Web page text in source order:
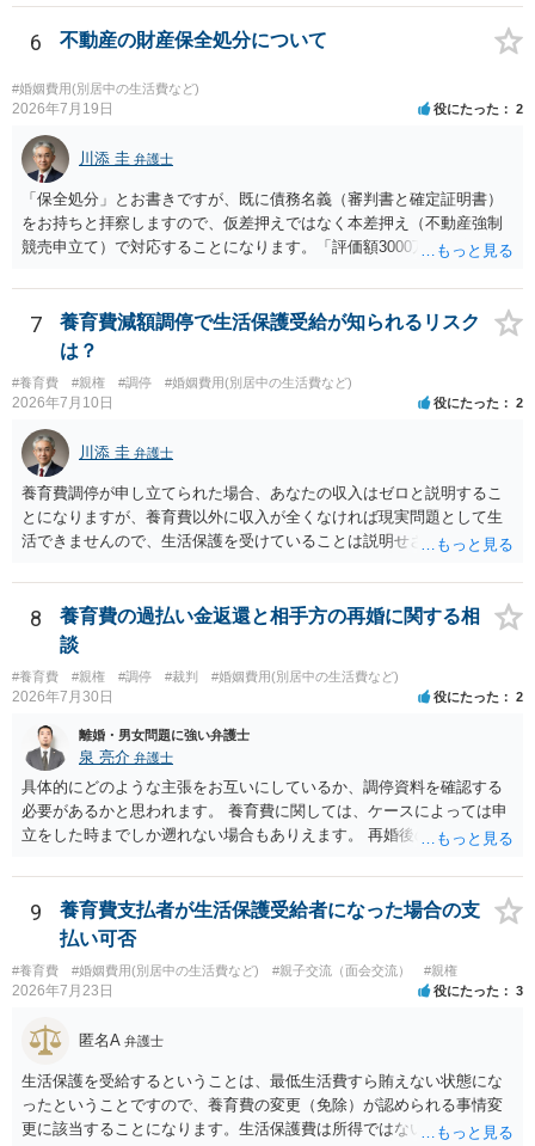
のみが配当の対象です。
6 不動産の財産保全処分について
#婚姻費用(別居中の生活費など)
2026年7月19日 役にたった 2
川添 圭 弁護士
「保全処分」とお書きですが、既に債務名義（審判書と確定証明書）
をお持ちと拝察しますので、仮差押えではなく本差押え（不動産強制
競売申立て）で対応することになります。「評価額3000万、住宅ロー
執行による回収は可能ということになりますが、オーバーローンでな
い場合は住宅ローンの全額回収も可能であり（住宅ローン債権者は保
証会社から代位弁済を受け、保証会社が競売による売却代金から全額
を回収することになる）、「一括返済の請求」は行わない（あるいは
書面が送られるとしてもあくまで形式的なものになる）可能性があり
ます。
7
養育費減額調停で生活保護受給が知られるリスク
は？
#養育費 #親権 #調停 #婚姻費用(別居中の生活費など)
2026年7月10日 役にたった 2
川添 圭 弁護士
養育費調停が申し立てられた場合、あなたの収入はゼロと説明するこ
とになりますが、養育費以外に収入が全くなければ現実問題として生
活できませんので、生活保護を受けていることは説明せざるを得ない
もらえなくなる」わけではありません。むしろ生活保護受給世帯で
も、養育費請求権があるならそれを行使すべきというのが国の基本的
な考え方ですので、養育費を貰わないことの方が問題になります。た
だし、養育費を受領した場合には収入申告して保護費が調整（養育費
相当部分は支給額から控除）されますので、保護費を含めた総収入が
増えるわけではないことが多いと思います（なお、現在相手方から養
育費を受領しているのであれば、ケースワーカーへ収入申告をしてお
られるはずです）。 生活保護の事実を明かしたくないという理由で裁
判外の合意で養育費の減額を合意するという方法も一応は考えられま
すが、裁判所が関与しない当事者間の合意では、役所が減額そのもの
あるいは減額幅の妥当性等を問題にする場合があるため、できれば減
額調停での解決が望ましいと思います。 生活保護世帯であれば、法テ
ラスを利用して弁護士へ依頼することも考えられるでしょう（最終的
には立替えを受けた弁護士費用等の償還が免除されるからです）。
8
養育費の過払い金返還と相手方の再婚に関する相
談
#養育費 #親権 #調停 #裁判 #婚姻費用(別居中の生活費など)
2026年7月30日 役にたった 2
離婚・男女問題に強い弁護士
泉 亮介 弁護士
具体的にどのような主張をお互いにしているか、調停資料を確認する
必要があるかと思われます。 養育費に関しては、ケースによっては申
立をした時までしか遡れない場合もありえます。 再婚後の相手方の行
養育費に関するやりとり等があればそちらについても確認する必要が
あるでしょう。 公開相談の場での回答よりも個別に弁護士にご相談さ
れることをお勧めいたします。
9
養育費支払者が生活保護受給者になった場合の支
払い可否
#養育費 #婚姻費用(別居中の生活費など) #親子交流（面会交流） #親権
2026年7月23日 役にたった 3
匿名A 弁護士
生活保護を受給するということは、最低生活費すら賄えない状態にな
ったということですので、養育費の変更（免除）が認められる事情変
更に該当することになります。生活保護費は所得ではないので、「保